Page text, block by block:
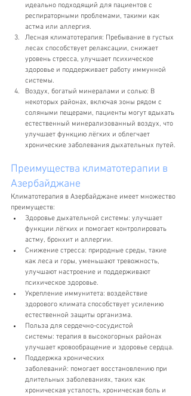
идеально подходящий для пациентов с
респираторными проблемами, такими как
астма или аллергия.
Лесная климатотерапия: Пребывание в густых
лесах способствует релаксации, снижает
уровень стресса, улучшает психическое
здоровье и поддерживает работу иммунной
системы.
Воздух, богатый минералами и солью: В
некоторых районах, включая зоны рядом с
соляными пещерами, пациенты могут вдыхать
естественный минерализованный воздух, что
улучшает функцию лёгких и облегчает
хронические заболевания дыхательных путей.
Преимущества климатотерапии в
Азербайджане
Климатотерапия в Азербайджане имеет множество
преимуществ:
Здоровье дыхательной системы: улучшает
функции лёгких и помогает контролировать
астму, бронхит и аллергии.
Снижение стресса: природные среды, такие
как леса и горы, уменьшают тревожность,
улучшают настроение и поддерживают
психическое здоровье.
Укрепление иммунитета: воздействие
здорового климата способствует усилению
естественной защиты организма.
Польза для сердечно-сосудистой
системы: терапия в высокогорных районах
улучшает кровообращение и здоровье сердца.
Поддержка хронических
заболеваний: помогает восстановлению при
длительных заболеваниях, таких как
хроническая усталость, хроническая боль и